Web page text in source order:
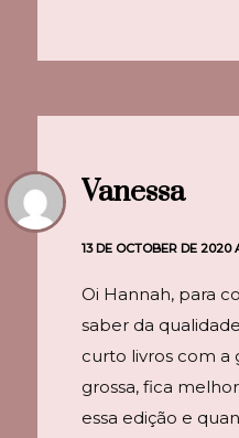
Vanessa
13 DE OCTOBER DE 2020
Oi Hannah, para
saber da
curto livros com a
grossa, fica
essa edição e